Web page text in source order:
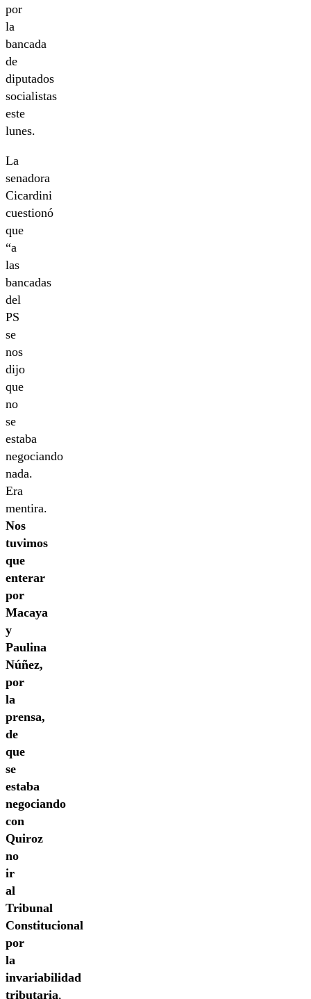
por
la
bancada
de
diputados
socialistas
este
lunes.
La
senadora
Cicardini
cuestionó
que
“a
las
bancadas
del
PS
se
nos
dijo
que
no
se
estaba
negociando
nada.
Era
mentira.
Nos
tuvimos
que
enterar
por
Macaya
y
Paulina
Núñez,
por
la
prensa,
de
que
se
estaba
negociando
con
Quiroz
no
ir
al
Tribunal
Constitucional
por
la
invariabilidad
tributaria,